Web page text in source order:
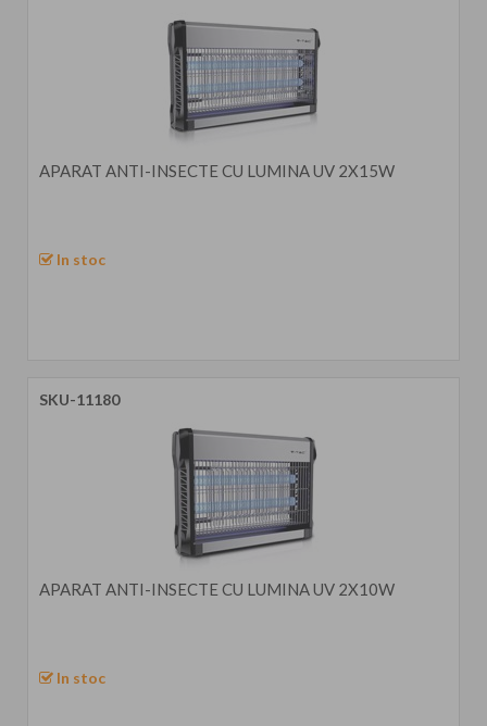
APARAT ANTI-INSECTE CU LUMINA UV 2X15W
In stoc
SKU-11180
APARAT ANTI-INSECTE CU LUMINA UV 2X10W
In stoc